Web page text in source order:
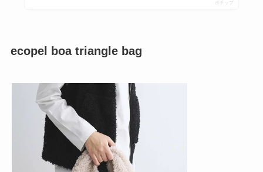
ポチップ
ecopel boa triangle bag